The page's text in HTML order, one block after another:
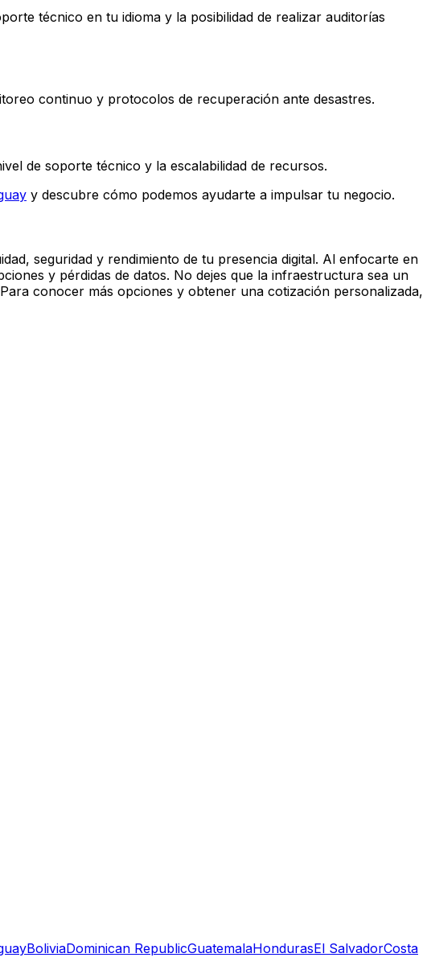
técnico en tu idioma y la posibilidad de realizar auditorías
continuo y protocolos de recuperación ante desastres.
de soporte técnico y la escalabilidad de recursos.
y descubre cómo podemos ayudarte a impulsar tu negocio.
seguridad y rendimiento de tu presencia digital. Al enfocarte en
y pérdidas de datos. No dejes que la infraestructura sea un
conocer más opciones y obtener una cotización personalizada,
BoliviaDominican RepublicGuatemalaHondurasEl SalvadorCosta